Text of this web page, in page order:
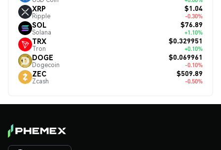
XRP
Ripple
$1.04
-0.30%
SOL
Solana
$76.89
+1.10%
TRX
Tron
$0.329951
+0.10%
DOGE
Dogecoin
$0.069961
-0.10%
ZEC
Zcash
$509.89
-0.50%